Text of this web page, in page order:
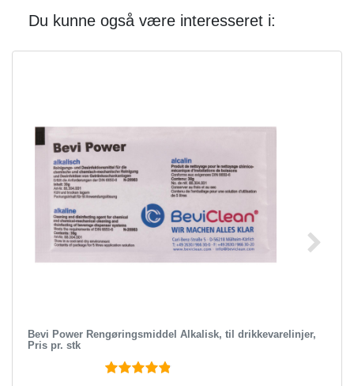
Du kunne også være interesseret i:
Bevi Power Rengøringsmiddel Alkalisk, til drikkevarelinjer,
Pris pr. stk